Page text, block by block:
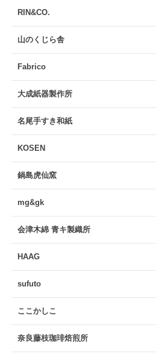
RIN&CO.
山のくじら舎
Fabrico
大成紙器製作所
名尾手すき和紙
KOSEN
鍋島虎仙窯
mg&gk
会津木綿 青キ製織所
HAAG
sufuto
ここかしこ
奈良藤枝珈琲焙煎所